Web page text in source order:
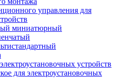
управления для
миниатюрный
устройств
для электроустановочных